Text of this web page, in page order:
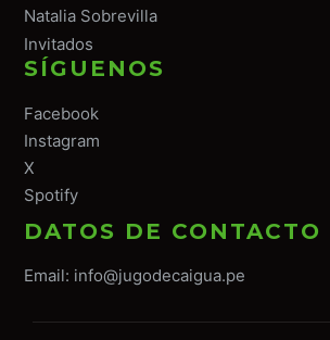
Natalia Sobrevilla
Invitados
SÍGUENOS
Facebook
Instagram
X
Spotify
DATOS DE CONTACTO
Email: info@jugodecaigua.pe